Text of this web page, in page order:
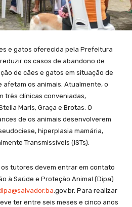
e gatos oferecida pela Prefeitura
os casos de abandono de
de cães e gatos em situação de
afetam os animais. Atualmente, o
três clínicas conveniadas,
Maris, Graça e Brotas. O
de os animais desenvolverem
hiperplasia mamária,
Transmissíveis (ISTs).
tutores devem entrar em contato
à Saúde e Proteção Animal (Dipa)
.gov.br. Para realizar
ter entre seis meses e cinco anos